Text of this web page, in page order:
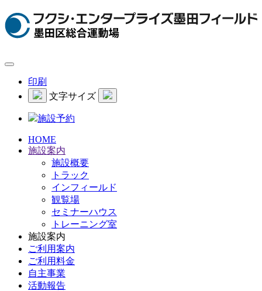
印刷
文字サイズ
施設予約
HOME
施設案内
施設概要
トラック
インフィールド
観覧場
セミナーハウス
トレーニング室
施設案内
ご利用案内
ご利用料金
自主事業
活動報告